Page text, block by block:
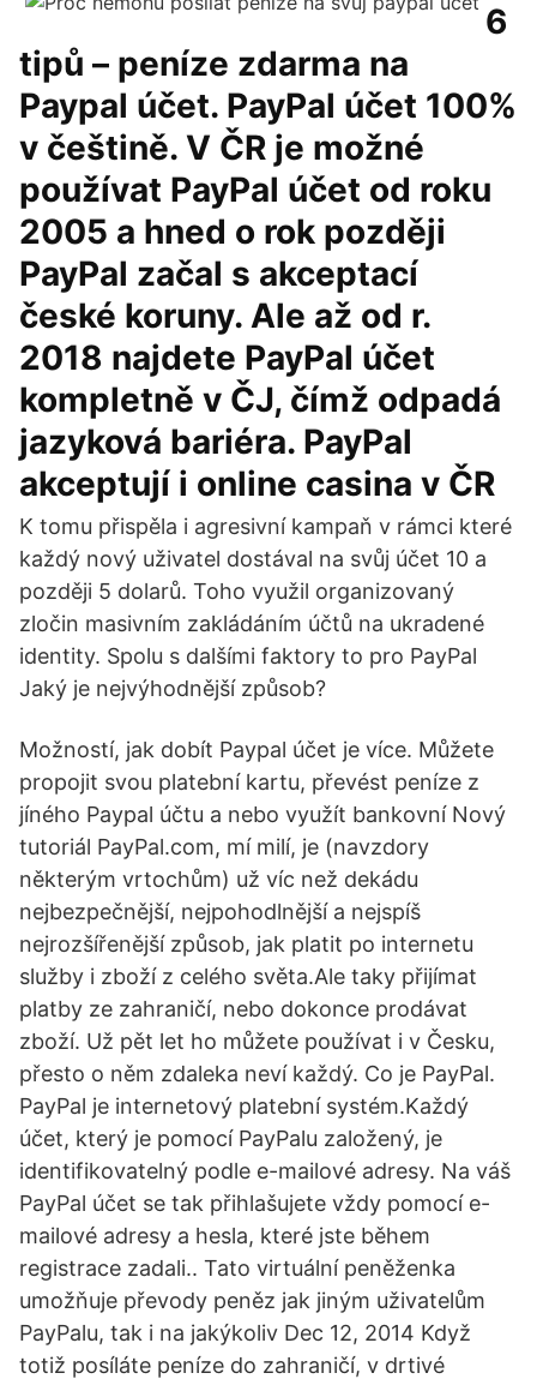
6
tipů – peníze zdarma na
Paypal účet. PayPal účet 100%
v češtině. V ČR je možné
používat PayPal účet od roku
2005 a hned o rok později
PayPal začal s akceptací
české koruny. Ale až od r.
2018 najdete PayPal účet
kompletně v ČJ, čímž odpadá
jazyková bariéra. PayPal
akceptují i online casina v ČR
K tomu přispěla i agresivní kampaň v rámci které
každý nový uživatel dostával na svůj účet 10 a
později 5 dolarů. Toho využil organizovaný
zločin masivním zakládáním účtů na ukradené
identity. Spolu s dalšími faktory to pro PayPal
Jaký je nejvýhodnější způsob?
Možností, jak dobít Paypal účet je více. Můžete
propojit svou platební kartu, převést peníze z
jíného Paypal účtu a nebo využít bankovní Nový
tutoriál PayPal.com, mí milí, je (navzdory
některým vrtochům) už víc než dekádu
nejbezpečnější, nejpohodlnější a nejspíš
nejrozšířenější způsob, jak platit po internetu
služby i zboží z celého světa.Ale taky přijímat
platby ze zahraničí, nebo dokonce prodávat
zboží. Už pět let ho můžete používat i v Česku,
přesto o něm zdaleka neví každý. Co je PayPal.
PayPal je internetový platební systém.Každý
účet, který je pomocí PayPalu založený, je
identifikovatelný podle e-mailové adresy. Na váš
PayPal účet se tak přihlašujete vždy pomocí e-
mailové adresy a hesla, které jste během
registrace zadali.. Tato virtuální peněženka
umožňuje převody peněz jak jiným uživatelům
PayPalu, tak i na jakýkoliv Dec 12, 2014 Když
totiž posíláte peníze do zahraničí, v drtivé